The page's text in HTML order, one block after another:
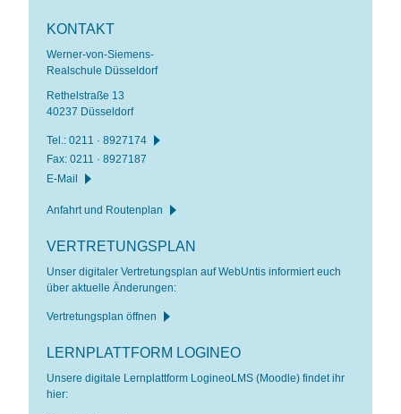
KONTAKT
Werner-von-Siemens-
Realschule Düsseldorf
Rethelstraße 13
40237 Düsseldorf
Tel.: 0211 · 8927174
Fax: 0211 · 8927187
E-Mail
Anfahrt und Routenplan
VERTRETUNGSPLAN
Unser digitaler Vertretungsplan auf WebUntis informiert euch
über aktuelle Änderungen:
Vertretungsplan öffnen
LERNPLATTFORM LOGINEO
Unsere digitale Lernplattform LogineoLMS (Moodle) findet ihr
hier: